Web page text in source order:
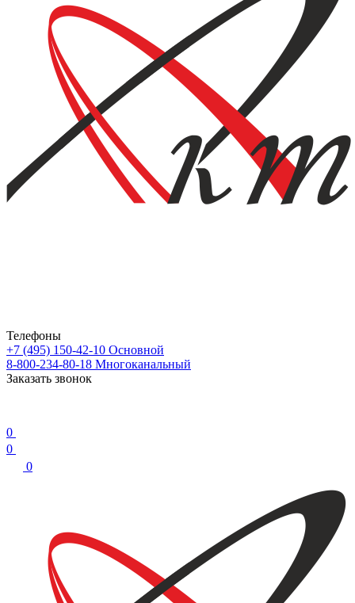
Телефоны
+7 (495) 150-42-10 Основной
8-800-234-80-18 Многоканальный
Заказать звонок
0
0
0